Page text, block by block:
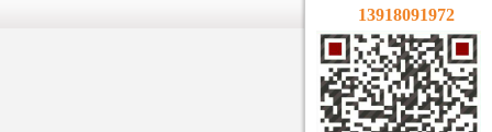
13918091972